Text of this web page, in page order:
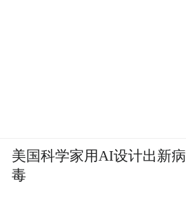
美国科学家用AI设计出新病
毒